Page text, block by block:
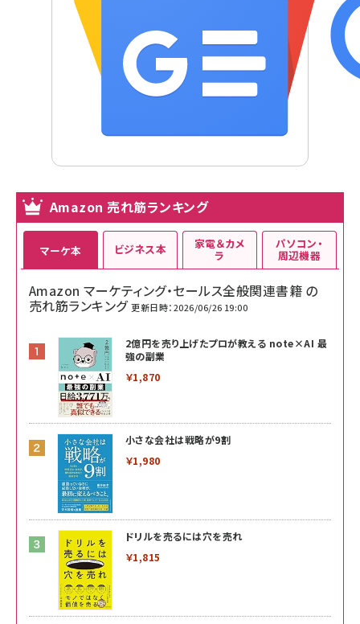
Amazon 売れ筋ランキング
マーケ本
Amazon マーケティング・セールス全般関連書籍 の
売れ筋ランキング 更新日時：2026/06/26 19:00
2億円を売り上げたプロが教える note×AI 最
強の副業
￥1,870
小さな会社は戦略が9割
￥1,980
ドリルを売るには穴を売れ
￥1,815
ビジネス本 家電＆カメ
ラ
パソコン・
周辺機器